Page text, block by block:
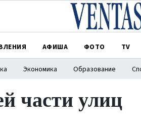
АФИША ФОТО TV
Экономика Образование
части улиц